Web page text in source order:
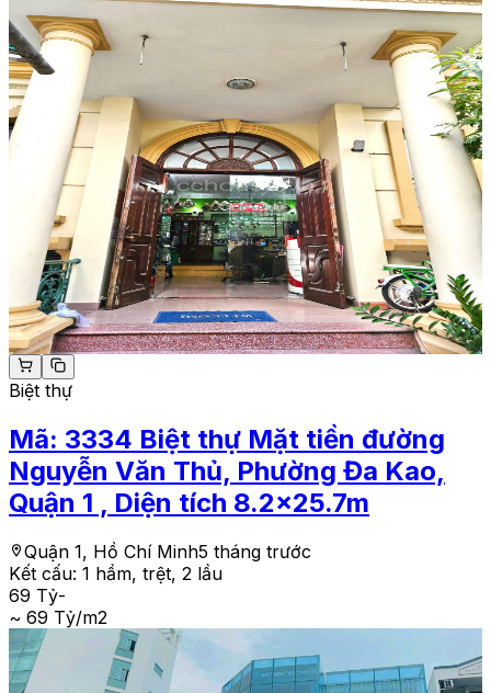
Biệt thự
Mã: 3334 Biệt thự Mặt tiền đường
Nguyễn Văn Thủ, Phường Đa Kao,
Quận 1 , Diện tích 8.2x25.7m
Quận 1, Hồ Chí Minh5 tháng trước
Kết cấu: 1 hầm, trệt, 2 lầu
69 Tỷ-
~ 69 Tỷ/m2